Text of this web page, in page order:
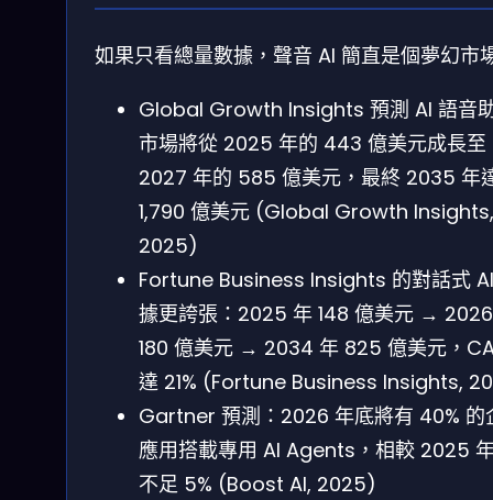
如果只看總量數據，聲音 AI 簡直是個夢幻市
Global Growth Insights 預測 AI 語音
市場將從 2025 年的 443 億美元成長至
2027 年的 585 億美元，最終 2035 年
1,790 億美元 (Global Growth Insights,
2025)
Fortune Business Insights 的對話式
據更誇張：2025 年 148 億美元 →
180 億美元 → 2034 年 825 億美元，
達 21% (Fortune Business Insights,
Gartner 預測：2026 年底將有 40% 的
應用搭載專用 AI Agents，相較 2025
不足 5% (Boost AI, 2025)